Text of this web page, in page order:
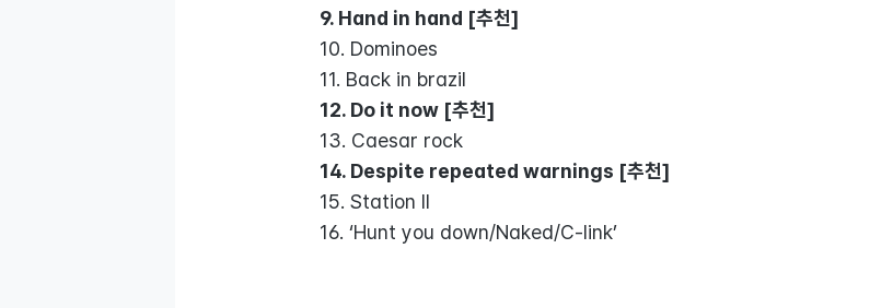
9. Hand in hand [추천]
10. Dominoes
11. Back in brazil
12. Do it now [추천]
13. Caesar rock
14. Despite repeated warnings [추천]
15. Station II
16. ‘Hunt you down/Naked/C-link’